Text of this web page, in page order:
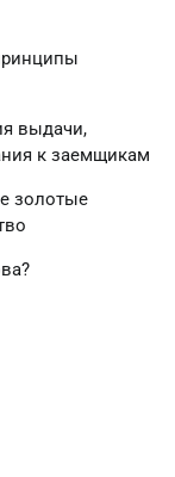
выдачи,
к заемщикам
золотые